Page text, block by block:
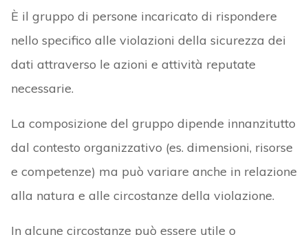
È il gruppo di persone incaricato di rispondere
nello specifico alle violazioni della sicurezza dei
dati attraverso le azioni e attività reputate
necessarie.
La composizione del gruppo dipende innanzitutto
dal contesto organizzativo (es. dimensioni, risorse
e competenze) ma può variare anche in relazione
alla natura e alle circostanze della violazione.
In alcune circostanze può essere utile o